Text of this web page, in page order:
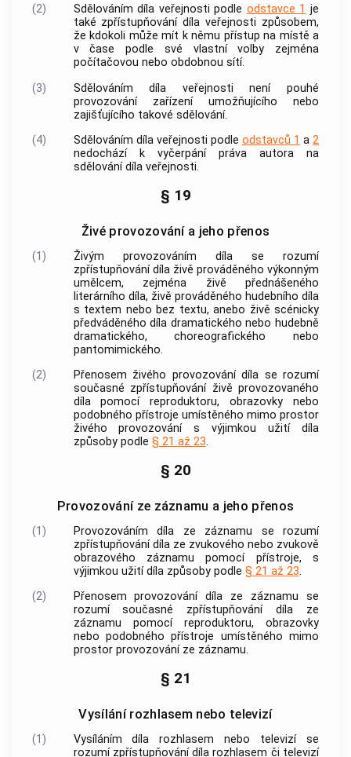
(2)
Sdělováním díla veřejnosti podle odstavce 1 je
také zpřístupňování díla veřejnosti způsobem,
že kdokoli může mít k němu přístup na místě a
v čase podle své vlastní volby zejména
počítačovou nebo obdobnou sítí.
(3)
Sdělováním díla veřejnosti není pouhé
provozování zařízení umožňujícího nebo
zajišťujícího takové sdělování.
(4)
Sdělováním díla veřejnosti podle odstavců 1 a2
nedochází k vyčerpání práva autorana
sdělování díla veřejnosti.
§ 19
Živé provozování a jeho přenos
(1) Živým provozováním dílase rozumí
zpřístupňování díla živě prováděného výkonným
umělcem, zejména živě přednášeného
literárního díla, živě prováděného hudebního díla
s textem nebo bez textu, anebo živě scénicky
předváděného díla dramatického nebo hudebně
dramatického, choreografického nebo
pantomimického.
(2)
Přenosem živého provozování díla se rozumí
současné zpřístupňování živě provozovaného
díla pomocí reproduktoru, obrazovky nebo
podobného přístroje umístěného mimo prostor
živého provozování s výjimkou užití díla
způsoby podle § 21 až 23.
§ 20
Provozování ze záznamu a jeho přenos
(1) Provozováním díla ze záznamu se rozumí
zpřístupňování díla ze zvukového nebo zvukově
obrazového záznamu pomocí přístroje, s
výjimkou užití díla způsoby podle § 21 až 23.
(2)
Přenosem provozování díla ze záznamu se
rozumí současné zpřístupňování díla ze
záznamu pomocí reproduktoru, obrazovky
nebo podobného přístroje umístěného mimo
prostor provozování ze záznamu.
§ 21
Vysílání rozhlasem nebo televizí
(1) Vysíláním díla rozhlasem nebo televizíse
rozumí zpřístupňování díla rozhlasem či televizí